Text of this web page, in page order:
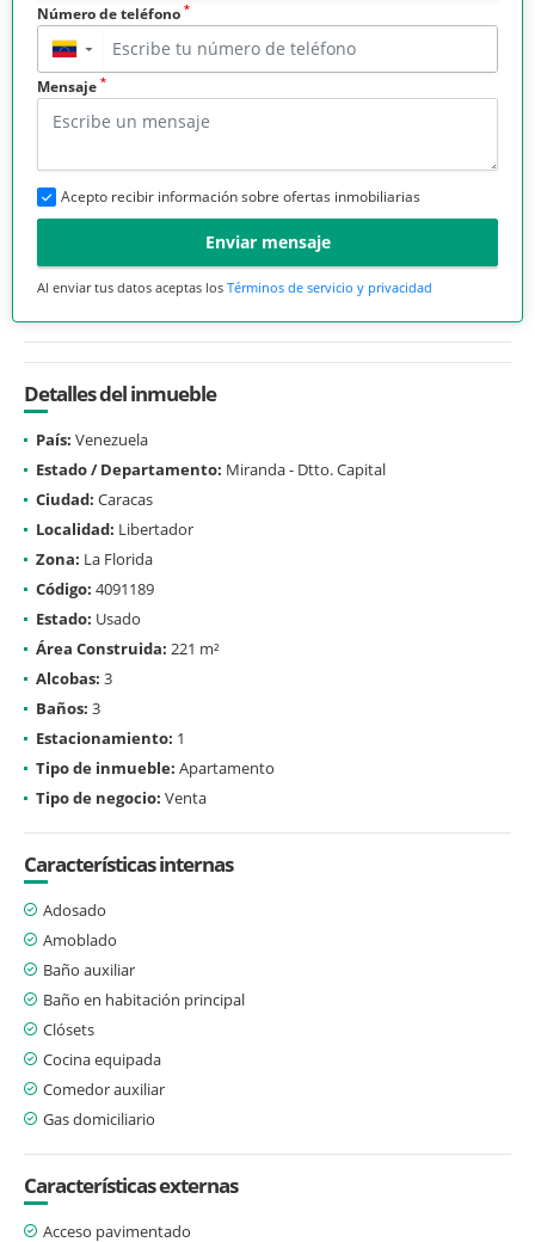
Número de teléfono *
▼
Mensaje *
Acepto recibir información sobre ofertas inmobiliarias
Enviar mensaje
Al enviar tus datos aceptas los Términos de servicio y privacidad
Detalles del inmueble
País: Venezuela
Estado / Departamento: Miranda - Dtto. Capital
Ciudad: Caracas
Localidad: Libertador
Zona: La Florida
Código: 4091189
Estado: Usado
Área Construida: 221 m²
Alcobas: 3
Baños: 3
Estacionamiento: 1
Tipo de inmueble: Apartamento
Tipo de negocio: Venta
Características internas
Adosado
Amoblado
Baño auxiliar
Baño en habitación principal
Clósets
Cocina equipada
Comedor auxiliar
Gas domiciliario
Características externas
Acceso pavimentado